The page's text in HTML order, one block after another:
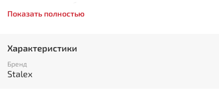
предотвращения вибрации;
Пылезащищенная кнопка пуск/стоп;
Показать полностью
Характеристики
Бренд
Stalex